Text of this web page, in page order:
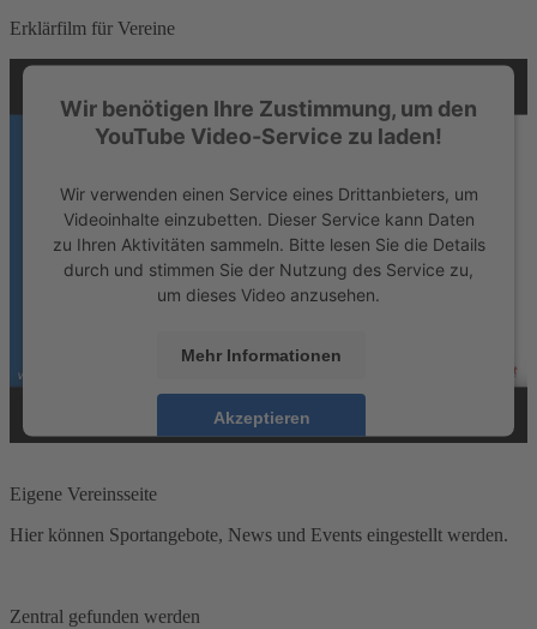
Erklärfilm für Vereine
Wir benötigen Ihre Zustimmung, um den
YouTube Video-Service zu laden!
Wir verwenden einen Service eines Drittanbieters, um
Videoinhalte einzubetten. Dieser Service kann Daten
zu Ihren Aktivitäten sammeln. Bitte lesen Sie die Details
durch und stimmen Sie der Nutzung des Service zu,
um dieses Video anzusehen.
Mehr Informationen
Akzeptieren
Eigene Vereinsseite
Hier können Sportangebote, News und Events eingestellt werden.
Zentral gefunden werden